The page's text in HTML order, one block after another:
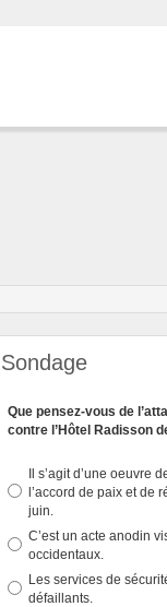
Sondage
Que pensez-vous de
contre l’Hôtel Radisson
Il s’agit d’une oeuvre
l’accord de paix et de
juin.
C’est un acte anodin
occidentaux.
Les services de
défaillants.